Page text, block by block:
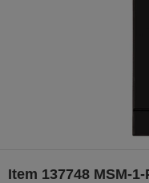
Item 137748 MSM-